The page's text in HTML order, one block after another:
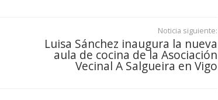
Noticia siguiente:
Luisa Sánchez inaugura la nueva
aula de cocina de la Asociación
Vecinal A Salgueira en Vigo